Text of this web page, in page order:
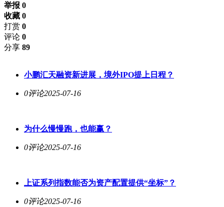
举报 0
收藏 0
打赏 0
评论 0
分享 89
小鹏汇天融资新进展，境外IPO提上日程？
0评论2025-07-16
为什么慢慢跑，也能赢？
0评论2025-07-16
上证系列指数能否为资产配置提供“坐标”？
0评论2025-07-16